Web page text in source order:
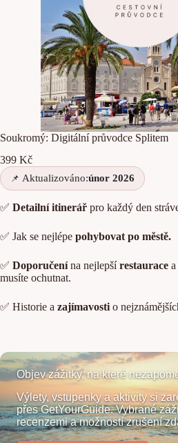
Soukromý: Digitální průvodce Splitem
399 Kč
Aktualizováno:únor 2026
✅ Detailní itinerář pro každý den
✅ Jak se nejlépe pohybovat po městě.
✅ Doporučenína nejlepšírestaurace a
musíte ochutnat.
✅ Historie a zajímavostio
Objev zážitky, na které
Výlety, vstupenky a aktivity si
přes GetYourGuide. Vybrané
recenzemi a možností zrušení